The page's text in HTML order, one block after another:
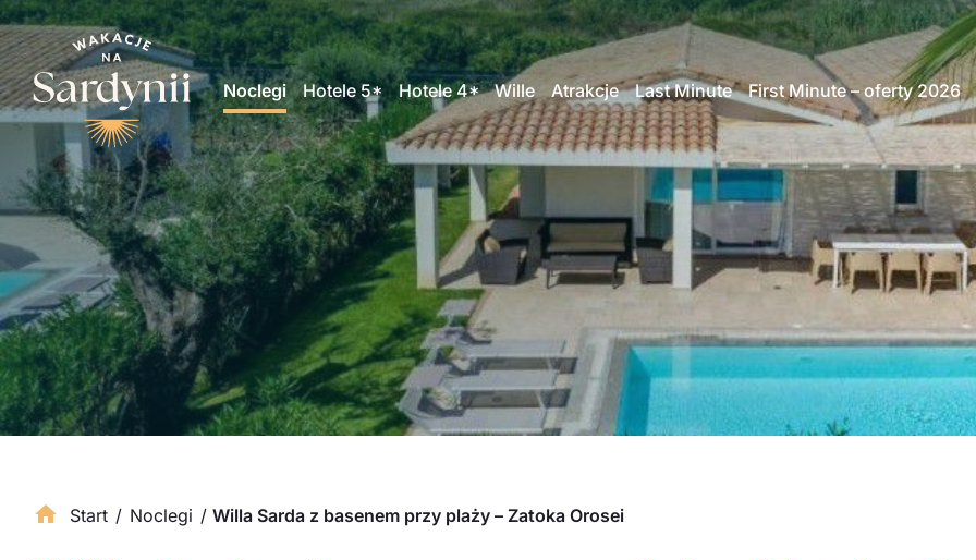
Noclegi Hotele 5* Hotele 4* Wille Atrakcje Last Minute First Minute – oferty 2026
Start / Noclegi / Willa Sarda z basenem przy plaży – Zatoka Orosei